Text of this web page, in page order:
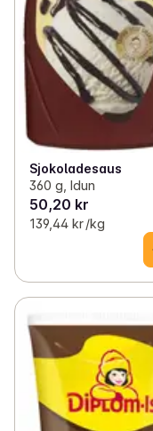
Sjokoladesaus
360 g, Idun
50,20 kr
139,44 kr /kg